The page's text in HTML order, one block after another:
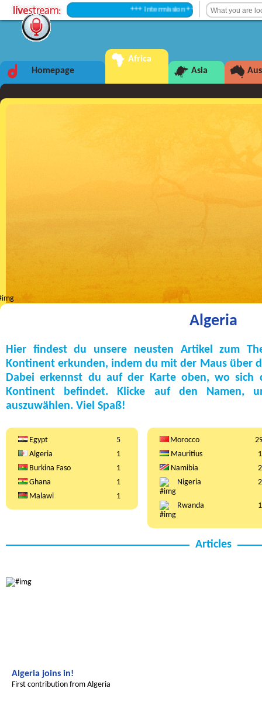
+++ Intermission +++
Homepage
Africa
Asia
Algeria
Hier findest du unsere neusten Artikel zum
Kontinent erkunden, indem du mit der Maus über
Dabei erkennst du auf der Karte oben, wo sich
Kontinent befindet. Klicke auf den Namen,
auszuwählen. Viel Spaß!
Egypt
5
Algeria
1
Burkina Faso
1
Ghana
1
Malawi
1
Morocco
Mauritius
1
Namibia
2
Nigeria
2
Rwanda 1
Articles
Algeria joins in!
First contribution from Algeria